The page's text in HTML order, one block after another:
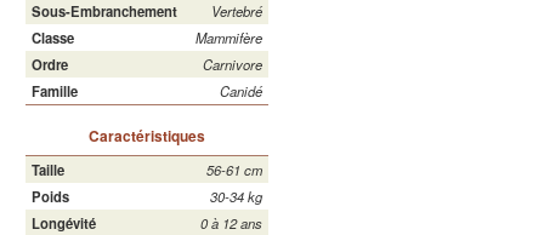
Sous-Embranchement
Vertebré
Classe
Mammifère
Ordre
Carnivore
Famille
Canidé
Caractéristiques
Taille
56-61 cm
Poids
30-34 kg
Longévité
0 à 12 ans